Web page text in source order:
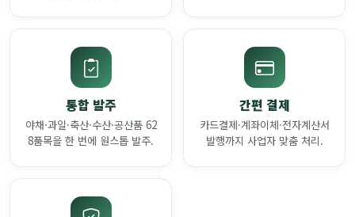
통합 발주
야채·과일·축산·수산·공산품 62
8품목을 한 번에 원스톱 발주.
간편 결제
카드결제·계좌이체·전자계산서
발행까지 사업자 맞춤 처리.